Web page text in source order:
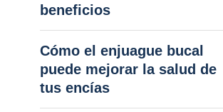
beneficios
Cómo el enjuague bucal
puede mejorar la salud de
tus encías